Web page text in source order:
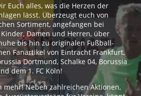
Euch alles, was die Herzen der
lässt. Überzeugt euch von
Sortiment, angefangen bei
Damen und Herren, über
bis hin zu originalen Fußball-
Fanartikel von Eintracht Frankfurt,
Dortmund, Schalke 04, Borussia
dem 1. FC Köln!
mehr! Neben zahlreichen Aktionen,